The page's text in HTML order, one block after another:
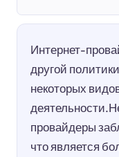
Интернет-
другой
некоторых
провайдеры
что является